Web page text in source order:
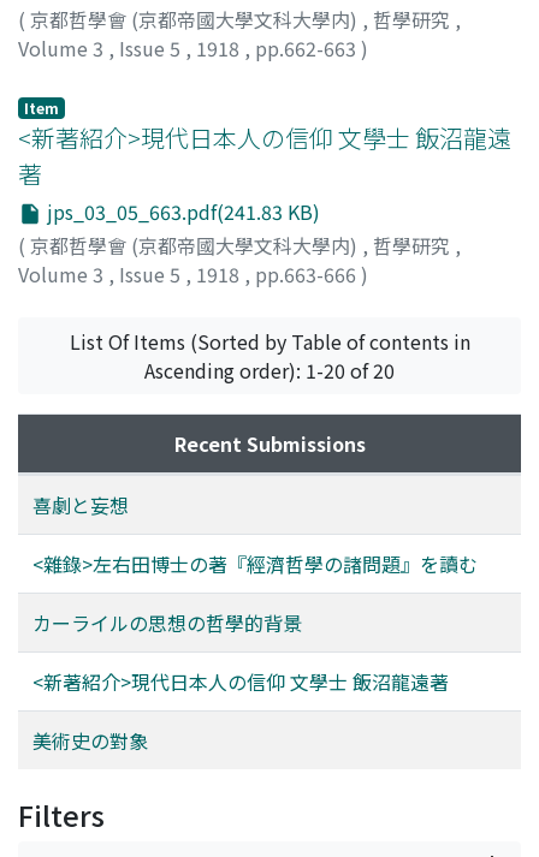
( 京都哲學會 (京都帝國大學文科大學内) , 哲學研究 ,
Volume 3 , Issue 5 , 1918 , pp.662-663 )
Item
<新著紹介>現代日本人の信仰 文學士 飯沼龍遠
著
jps_03_05_663.pdf(241.83 KB)
( 京都哲學會 (京都帝國大學文科大學内) , 哲學研究 ,
Volume 3 , Issue 5 , 1918 , pp.663-666 )
List Of Items (Sorted by Table of contents in
Ascending order): 1-20 of 20
Recent Submissions
喜劇と妄想
<雜錄>左右田博士の著『經濟哲學の諸問題』を讀む
カーライルの思想の哲學的背景
<新著紹介>現代日本人の信仰 文學士 飯沼龍遠著
美術史の對象
Filters